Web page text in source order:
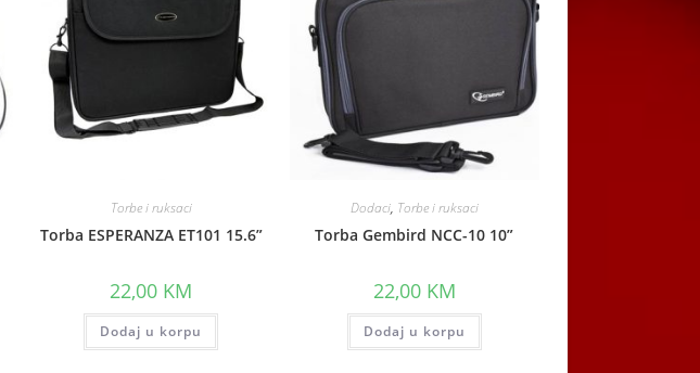
Torbe i ruksaci
Torba ESPERANZA ET101 15.6”
22,00 KM
Dodaj u korpu
Dodaci, Torbe i ruksaci
Torba Gembird NCC-10 10”
22,00 KM
Dodaj u korpu